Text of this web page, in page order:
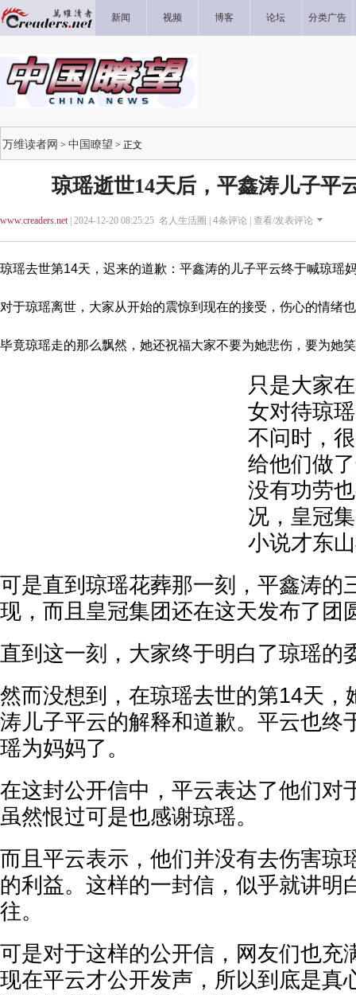
新闻 视频 博客 论坛 分类广告
万维读者网 > 中国瞭望 > 正文
琼瑶逝世14天后，平鑫涛儿子平
www.creaders.net| 2024-12-20 08:25:25 名人生活圈 | 4条评论 | 查看/发表评论
琼瑶去世第14天，迟来的道歉：平鑫涛的儿子平云终于喊琼瑶
对于琼瑶离世，大家从开始的震惊到现在的接受，伤心的情绪
毕竟琼瑶走的那么飘然，她还祝福大家不要为她悲伤，要为她
只是大家
女对待琼
不问时，
给他们做
没有功劳
况，皇冠
小说才东
可是直到琼瑶花葬那一刻，平鑫涛的
现，而且皇冠集团还在这天发布了团
直到这一刻，大家终于明白了琼瑶的
然而没想到，在琼瑶去世的第14天，
涛儿子平云的解释和道歉。平云也终
瑶为妈妈了。
在这封公开信中，平云表达了他们对
虽然恨过可是也感谢琼瑶。
而且平云表示，他们并没有去伤害琼
的利益。这样的一封信，似乎就讲明
往。
可是对于这样的公开信，网友们也充
现在平云才公开发声，所以到底是真